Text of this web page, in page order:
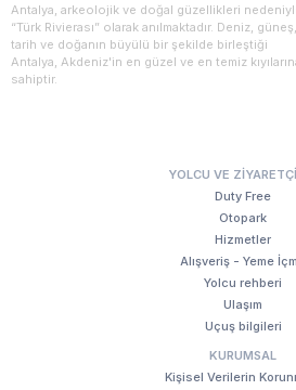
Antalya, arkeolojik ve doğal güzellikleri
“Türk Rivierası” olarak anılmaktadır. Deniz, güneş,
tarih ve doğanın büyülü bir şekilde birleştiği
Antalya, Akdeniz'in en güzel ve en temiz
sahiptir.
YOLCU VE
Duty Free
Otopark
Hizmetler
Alışveriş - Yeme
Yolcu rehberi
Ulaşım
Uçuş bilgileri
KURUMSAL
Kişisel Verilerin